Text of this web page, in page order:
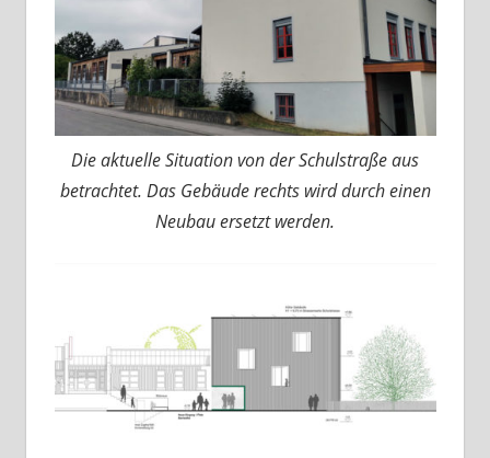
Die aktuelle Situation von der Schulstraße aus
betrachtet. Das Gebäude rechts wird durch einen
Neubau ersetzt werden.